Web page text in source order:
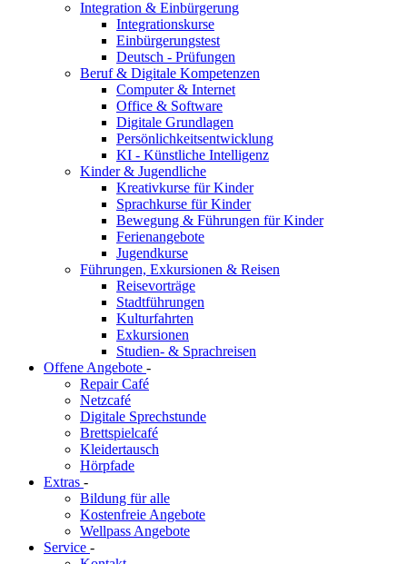
Integration & Einbürgerung
Integrationskurse
Einbürgerungstest
Deutsch - Prüfungen
Beruf & Digitale Kompetenzen
Computer & Internet
Office & Software
Digitale Grundlagen
Persönlichkeitsentwicklung
KI - Künstliche Intelligenz
Kinder & Jugendliche
Kreativkurse für Kinder
Sprachkurse für Kinder
Bewegung & Führungen für Kinder
Ferienangebote
Jugendkurse
Führungen, Exkursionen & Reisen
Reisevorträge
Stadtführungen
Kulturfahrten
Exkursionen
Studien- & Sprachreisen
Offene Angebote -
Repair Café
Netzcafé
Digitale Sprechstunde
Brettspielcafé
Kleidertausch
Hörpfade
Extras -
Bildung für alle
Kostenfreie Angebote
Wellpass Angebote
Service -